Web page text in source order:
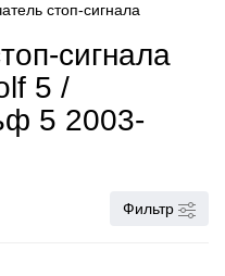
стоп-сигнала
сигнала
5 /
5 2003-
Фильтр